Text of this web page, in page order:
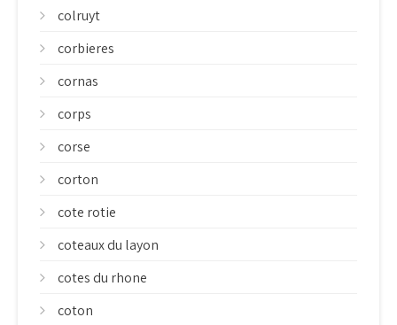
colruyt
corbieres
cornas
corps
corse
corton
cote rotie
coteaux du layon
cotes du rhone
coton